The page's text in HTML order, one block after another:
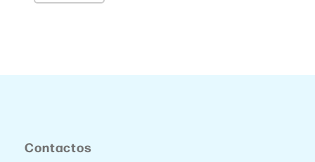
Contactos